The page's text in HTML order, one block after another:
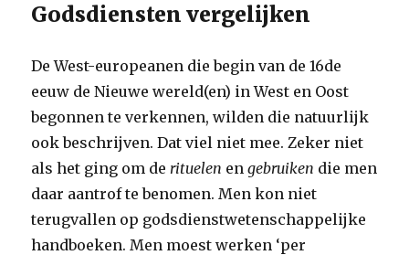
Godsdiensten vergelijken
De West-europeanen die begin van de 16de
eeuw de Nieuwe wereld(en) in West en Oost
begonnen te verkennen, wilden die natuurlijk
ook beschrijven. Dat viel niet mee. Zeker niet
als het ging om derituelen engebruiken die men
daar aantrof te benomen. Men kon niet
terugvallen op godsdienstwetenschappelijke
handboeken. Men moest werken ‘per